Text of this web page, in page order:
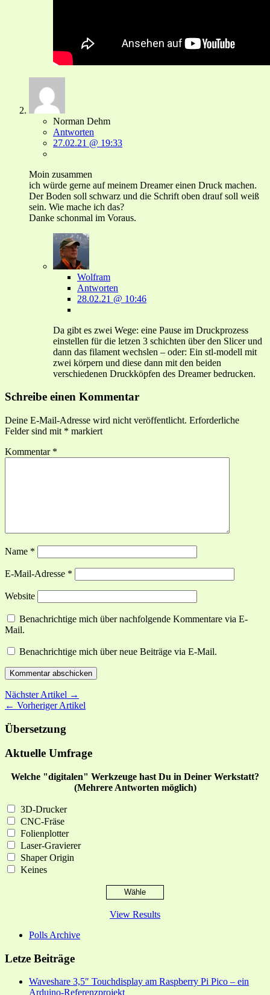
Norman Dehm
Antworten
27.02.21 @ 19:33
Moin zusammen
ich würde gerne auf meinem Dreamer einen Druck machen.
Der Boden soll schwarz und die Schrift oben drauf soll weiß
sein. Wie mache ich das?
Danke schonmal im Voraus.
Wolfram
Antworten
28.02.21 @ 10:46
Da gibt es zwei Wege: eine Pause im Druckprozess
einstellen für die letzen 3 schichten über den Slicer und
dann das filament wechslen – oder: Ein stl-modell mit
zwei körpern und diese dann mit den beiden
verschiedenen Druckköpfen des Dreamer bedrucken.
Schreibe einen Kommentar
Deine E-Mail-Adresse wird nicht veröffentlicht. Erforderliche
Felder sind mit * markiert
Kommentar *
Name *
E-Mail-Adresse *
Website
Benachrichtige mich über nachfolgende Kommentare via E-
Mail.
Benachrichtige mich über neue Beiträge via E-Mail.
Nächster Artikel →
← Vorheriger Artikel
Übersetzung
Aktuelle Umfrage
Welche "digitalen" Werkzeuge hast Du in Deiner Werkstatt?
(Mehrere Antworten möglich)
3D-Drucker
CNC-Fräse
Folienplotter
Laser-Gravierer
Shaper Origin
Keines
View Results
Polls Archive
Letze Beiträge
Waveshare 3,5″ Touchdisplay am Raspberry Pi Pico – ein
Arduino-Referenzprojekt